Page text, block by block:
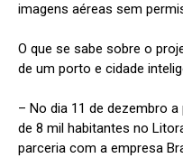
imagens aéreas sem
O que se sabe sobre o
de um porto e cidade
– No dia 11 de dezembro
de 8 mil habitantes no
parceria com a empresa